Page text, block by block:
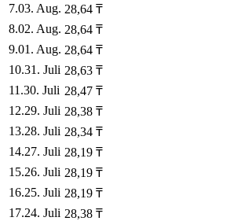
7.03. Aug. 28,64 ₸
8.02. Aug. 28,64 ₸
9.01. Aug. 28,64 ₸
10.31. Juli 28,63 ₸
11 .30. Juli 28,47 ₸
12.29. Juli 28,38 ₸
13.28. Juli 28,34 ₸
14.27. Juli 28,19 ₸
15.26. Juli 28,19 ₸
16.25. Juli 28,19 ₸
17.24. Juli 28,38 ₸